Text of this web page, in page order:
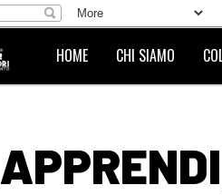
HOME CHI SIAMO